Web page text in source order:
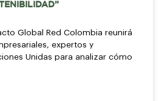
Global Red Colombia reunirá
expertos y
Unidas para analizar cómo